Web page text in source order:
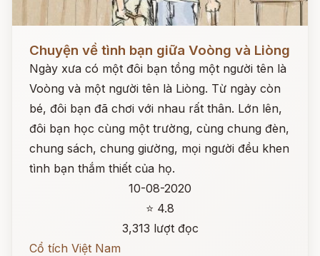
Chuyện về tình bạn giữa Voòng và Liòng
Ngày xưa có một đôi bạn tồng một người tên là
Voòng và một người tên là Liòng. Từ ngày còn
bé, đôi bạn đã chơi với nhau rất thân. Lớn lên,
đôi bạn học cùng một trường, cùng chung đèn,
chung sách, chung giường, mọi người đều khen
tình bạn thắm thiết của họ.
10-08-2020
⭐ 4.8
3,313 lượt đọc
Cổ tích Việt Nam